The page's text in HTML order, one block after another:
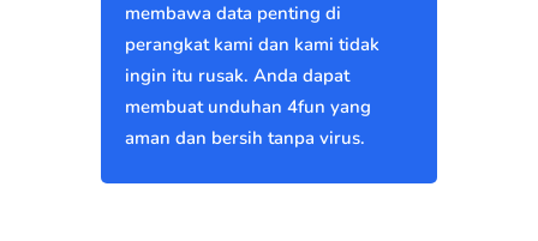
membawa data penting di
perangkat kami dan kami tidak
ingin itu rusak. Anda dapat
membuat unduhan 4fun yang
aman dan bersih tanpa virus.